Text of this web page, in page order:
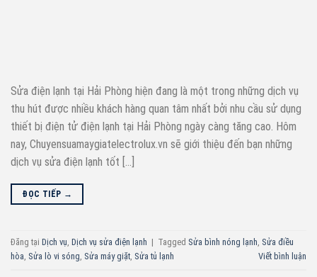
Sửa điện lạnh tại Hải Phòng hiện đang là một trong những dịch vụ
thu hút được nhiều khách hàng quan tâm nhất bởi nhu cầu sử dụng
thiết bị điện tử điện lạnh tại Hải Phòng ngày càng tăng cao. Hôm
nay, Chuyensuamaygiatelectrolux.vn sẽ giới thiệu đến bạn những
dịch vụ sửa điện lạnh tốt […]
ĐỌC TIẾP →
Đăng tại Dịch vụ Dịch vụ sửa điện lạnh | Tagged Sửa bình nóng lạnh Sửa điều
hòa Sửa lò vi sóng Sửa máy giặt Sửa tủ lạnh Viết bình luận